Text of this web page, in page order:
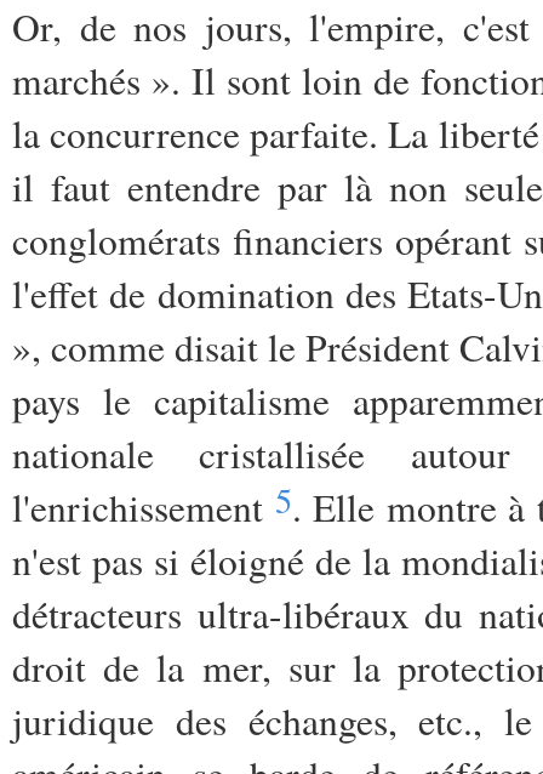
Or, de nos jours, l'empire,
marchés ». Il sont loin de
la concurrence parfaite. La
il faut entendre par là non
conglomérats financiers opérant
l'effet de domination des Etats-
», comme disait le Président
pays le capitalisme
nationale cristallisée
l'enrichissement 5. Elle montre à
n'est pas si éloigné de la
détracteurs ultra-libéraux du
droit de la mer, sur la
juridique des échanges, etc.,